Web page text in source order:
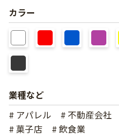
カラー
業種など
# アパレル
# 不動産会社
# 菓子店
# 飲食業